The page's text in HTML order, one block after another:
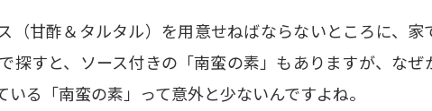
（甘酢＆タルタル）を用意せねばならないところに、家
探すと、ソース付きの「南蛮の素」もありますが、なぜ
る「南蛮の素」って意外と少ないんですよね。